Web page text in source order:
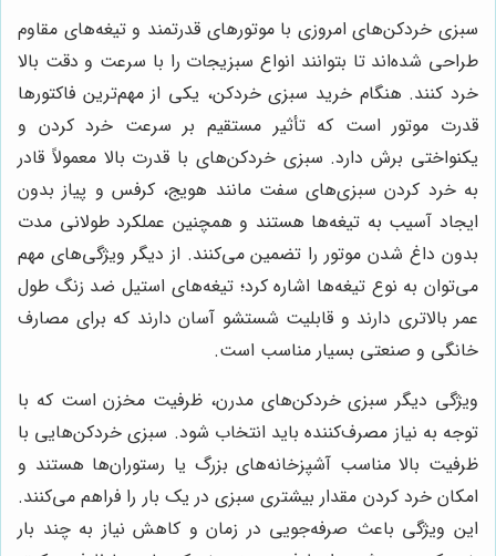
سبزی خردکن‌های امروزی با موتورهای قدرتمند و تیغه‌های مقاوم
طراحی شده‌اند تا بتوانند انواع سبزیجات را با سرعت و دقت بالا
خرد کنند. هنگام خرید سبزی خردکن، یکی از مهم‌ترین فاکتورها
قدرت موتور است که تأثیر مستقیم بر سرعت خرد کردن و
یکنواختی برش دارد. سبزی خردکن‌های با قدرت بالا معمولاً قادر
به خرد کردن سبزی‌های سفت مانند هویج، کرفس و پیاز بدون
ایجاد آسیب به تیغه‌ها هستند و همچنین عملکرد طولانی مدت
بدون داغ شدن موتور را تضمین می‌کنند. از دیگر ویژگی‌های مهم
می‌توان به نوع تیغه‌ها اشاره کرد؛ تیغه‌های استیل ضد زنگ طول
عمر بالاتری دارند و قابلیت شستشو آسان دارند که برای مصارف
خانگی و صنعتی بسیار مناسب است.
ویژگی دیگر سبزی خردکن‌های مدرن، ظرفیت مخزن است که با
توجه به نیاز مصرف‌کننده باید انتخاب شود. سبزی خردکن‌هایی با
ظرفیت بالا مناسب آشپزخانه‌های بزرگ یا رستوران‌ها هستند و
امکان خرد کردن مقدار بیشتری سبزی در یک بار را فراهم می‌کنند.
این ویژگی باعث صرفه‌جویی در زمان و کاهش نیاز به چند بار